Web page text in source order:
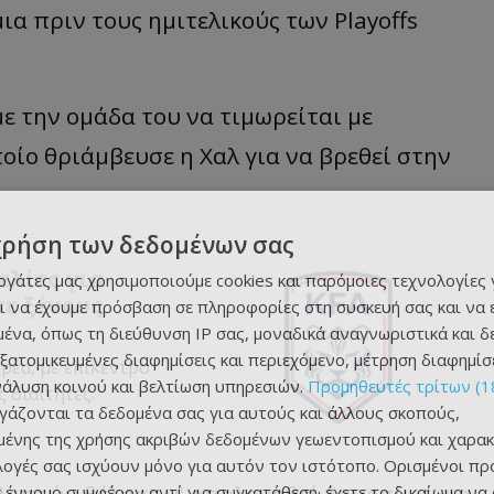
πριν τους ημιτελικούς των Playoffs
την ομάδα του να τιμωρείται με
θριάμβευσε η Χαλ για να βρεθεί στην
για
ξένους
με επίκεντρο
των δεδομένων σας
μας χρησιμοποιούμε cookies και παρόμοιες τεχνολογίες
να έχουμε πρόσβαση σε πληροφορίες στη συσκευή σας και να
όπως τη διεύθυνση IP σας, μοναδικά αναγνωριστικά και
διαφημίσεις και περιεχόμενο, μέτρηση
κοινού και βελτίωση υπηρεσιών.Προμηθευτές τρίτων
τα δεδομένα σας για αυτούς και άλλους σκοπούς,
της χρήσης ακριβών δεδομένων γεωεντοπισμού και
σας ισχύουν μόνο για αυτόν τον ιστότοπο. Ορισμένοι